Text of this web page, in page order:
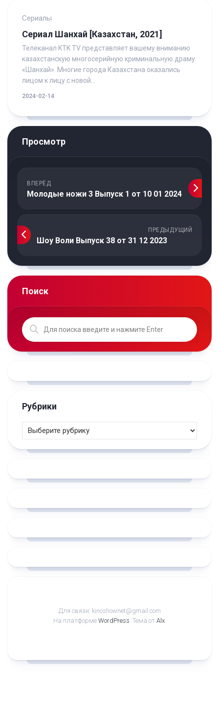
Сериалы
Сериал Шанхай [Казахстан, 2021]
Телеканал KTK TV представляет вашему вниманию
казахстанскую многосерийную криминальную драму
«Шанхай». Многие города Казахстана оказались
лицом к лицу с новой...
2024-02-14
Просмотр
ВПЕРЁД
Молодые ножи 3 Выпуск 1 от 10 01 2024
ПРЕДЫДУЩИЙ
Шоу Воли Выпуск 38 от 31 12 2023
Поиск
Рубрики
Для связи: kinoshownet@gmail.com
На платформе WordPress. Тема от Alx.